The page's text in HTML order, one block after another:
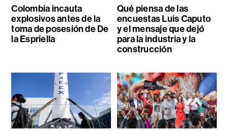
Colombia incauta
explosivos antes de la
toma de posesión de De
la Espriella
Qué piensa de las
encuestas Luis Caputo
y el mensaje que dejó
para la industria y la
construcción